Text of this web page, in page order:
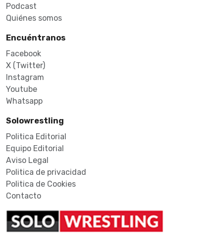
Podcast
Quiénes somos
Encuéntranos
Facebook
X (Twitter)
Instagram
Youtube
Whatsapp
Solowrestling
Politica Editorial
Equipo Editorial
Aviso Legal
Politica de privacidad
Politica de Cookies
Contacto